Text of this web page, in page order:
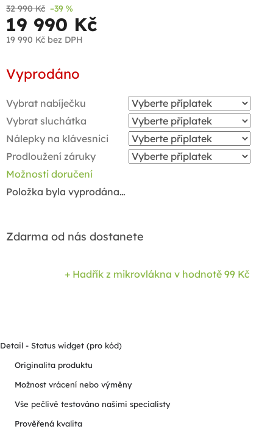
32 990 Kč –39 %
19 990 Kč
19 990 Kč bez DPH
cena:
Vyprodáno
Vybrat nabíječku
Vybrat sluchátka
Nálepky na klávesnici
Prodloužení záruky
Možnosti doručení
Položka byla vyprodána…
Zdarma od nás dostanete
+ Hadřík z mikrovlákna v hodnotě 99 Kč
Detail - Status widget (pro kód)
Originalita produktu
Možnost vrácení nebo výměny
Vše pečlivě testováno našimi specialisty
Prověřená kvalita